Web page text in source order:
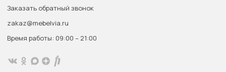
Заказать обратный звонок
zakaz@mebelvia.ru
Время работы: 09:00 – 21:00